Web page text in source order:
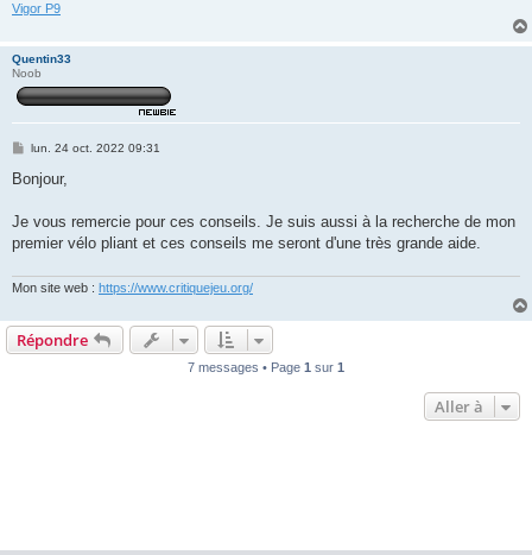
Vigor P9
Quentin33
Noob
M
s
g
lun. 24 oct. 2022 09:31
Bonjour,
Je vous remercie pour ces conseils. Je suis aussi à la recherche de mon
premier vélo pliant et ces conseils me seront d'une très grande aide.
Mon site web : https://www.critiquejeu.org/
Répondre
7 messages • Page 1 sur 1
Aller à